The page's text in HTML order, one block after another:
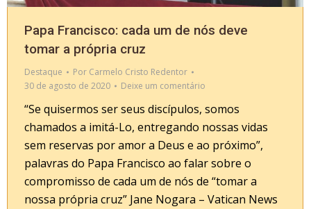
Papa Francisco: cada um de nós deve
tomar a própria cruz
Destaque Por Carmelo Cristo Redentor
30 de agosto de 2020
Deixe um comentário
“Se quisermos ser seus discípulos, somos
chamados a imitá-Lo, entregando nossas vidas
sem reservas por amor a Deus e ao próximo”,
palavras do Papa Francisco ao falar sobre o
compromisso de cada um de nós de “tomar a
nossa própria cruz” Jane Nogara – Vatican News